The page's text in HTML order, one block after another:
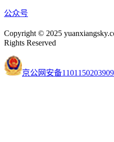
公众号
Copyright © 2025
Rights Reserved
京公网安备